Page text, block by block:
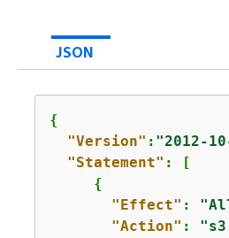
JSON
{
"Version" : "2012-
"Statement" : [
{
"Effect" :
"Action" :